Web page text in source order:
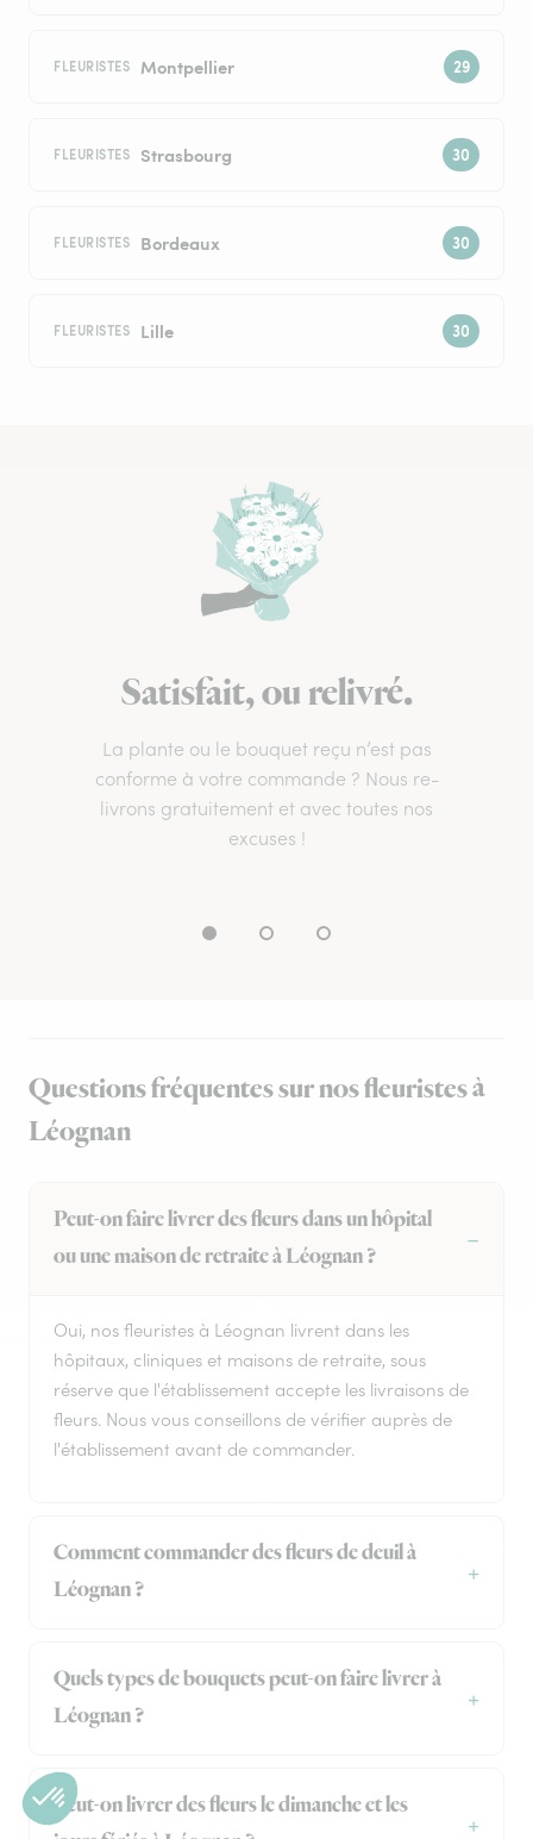
FLEURISTES Montpellier
FLEURISTES Strasbourg
FLEURISTES Bordeaux
FLEURISTES Lille
Satisfait, ou relivré.
La plante ou le bouquet reçu n’est pas
conforme à votre commande ? Nous re-
livrons gratuitement et avec toutes nos
excuses !
Questions fréquentes sur nos fleuristes à
Léognan
Peut-on faire livrer des fleurs dans un hôpital
ou une maison de retraite à Léognan ?
Oui, nos fleuristes à Léognan livrent dans les
hôpitaux, cliniques et maisons de retraite, sous
réserve que l'établissement accepte les livraisons de
fleurs. Nous vous conseillons de vérifier auprès de
l'établissement avant de commander.
Comment commander des fleurs de deuil à
Léognan ?
Quels types de bouquets peut-on faire livrer à
Léognan ?
Peut-on livrer des fleurs le dimanche et les